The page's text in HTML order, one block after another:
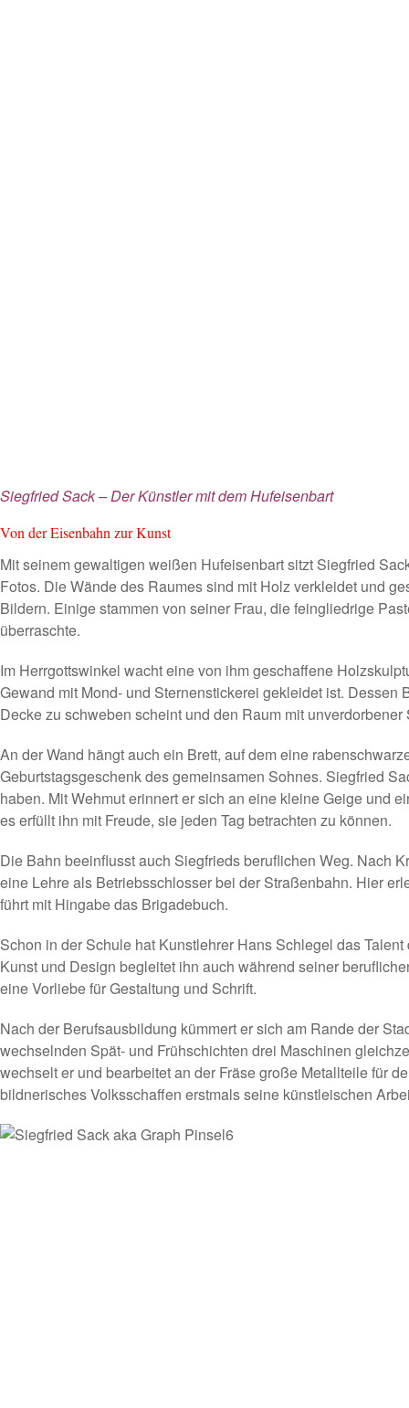
Siegfried Sack – Der Künstler mit dem Hufeisenbart
Von der Eisenbahn zur Kunst
Mit seinem gewaltigen weißen Hufeisenbart sitzt Siegfried
Fotos. Die Wände des Raumes sind mit Holz verkleidet und
Bildern. Einige stammen von seiner Frau, die feingliedrige
überraschte.
Im Herrgottswinkel wacht eine von ihm geschaffene
Gewand mit Mond- und Sternenstickerei gekleidet ist.
Decke zu schweben scheint und den Raum mit
An der Wand hängt auch ein Brett, auf dem eine
Geburtstagsgeschenk des gemeinsamen Sohnes. Siegfried
haben. Mit Wehmut erinnert er sich an eine kleine Geige und
es erfüllt ihn mit Freude, sie jeden Tag betrachten zu können.
Die Bahn beeinflusst auch Siegfrieds beruflichen Weg. Nach
eine Lehre als Betriebsschlosser bei der Straßenbahn. Hier
führt mit Hingabe das Brigadebuch.
Schon in der Schule hat Kunstlehrer Hans Schlegel das
Kunst und Design begleitet ihn auch während seiner
eine Vorliebe für Gestaltung und Schrift.
Nach der Berufsausbildung kümmert er sich am Rande der
wechselnden Spät- und Frühschichten drei Maschinen
wechselt er und bearbeitet an der Fräse große Metallteile für
bildnerisches Volksschaffen erstmals seine künstleischen